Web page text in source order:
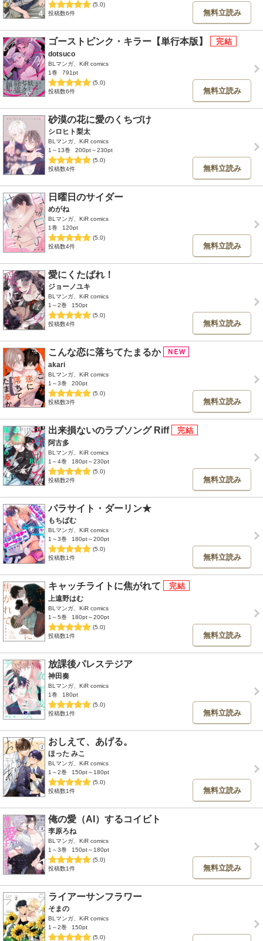
(5.0)
投稿数6件
無料立読み
ゴーストピンク・キラー【単行本版】
dotsuco
BLマンガ、KiR comics
1巻
791pt
(5.0)
投稿数6件
無料立読み
砂漠の花に愛のくちづけ
シロヒト梨太
BLマンガ、KiR comics
1～13巻
200pt～230pt
(5.0)
投稿数4件
無料立読み
日曜日のサイダー
めがね
BLマンガ、KiR comics
1巻
120pt
(5.0)
投稿数4件
無料立読み
愛にくたばれ！
ジョーノユキ
BLマンガ、KiR comics
1～2巻
150pt
(5.0)
投稿数4件
無料立読み
こんな恋に落ちてたまるか
akari
BLマンガ、KiR comics
1～3巻
200pt
(5.0)
投稿数3件
無料立読み
出来損ないのラブソング Riff
阿古多
BLマンガ、KiR comics
1～4巻
180pt～230pt
(5.0)
投稿数2件
無料立読み
パラサイト・ダーリン★
もちぱむ
BLマンガ、KiR comics
1～3巻
180pt～200pt
(5.0)
投稿数1件
無料立読み
キャッチライトに焦がれて
上遠野はむ
BLマンガ、KiR comics
1～5巻
180pt～200pt
(5.0)
投稿数1件
無料立読み
放課後パレステジア
神田奏
BLマンガ、KiR comics
1巻
180pt
(5.0)
投稿数1件
無料立読み
おしえて、あげる。
ほった みこ
BLマンガ、KiR comics
1～2巻
150pt～180pt
(5.0)
投稿数1件
無料立読み
俺の愛（AI）するコイビト
李原ろね
BLマンガ、KiR comics
1～3巻
150pt～180pt
(5.0)
投稿数1件
無料立読み
ライアーサンフラワー
そまの
BLマンガ、KiR comics
1～2巻
150pt
(5.0)